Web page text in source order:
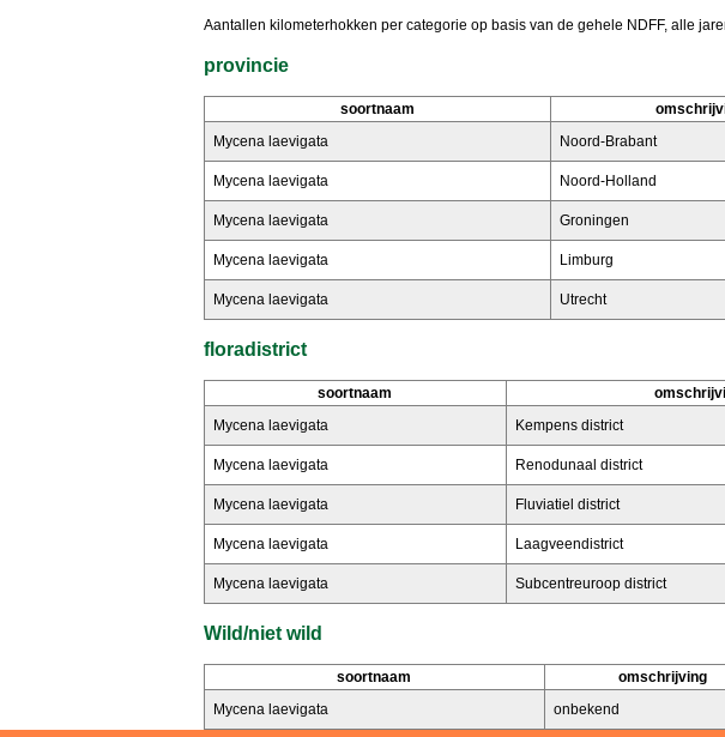
Aantallen kilometerhokken per categorie op basis van de gehele NDFF, alle
provincie
soortnaam
Mycena laevigata
Noord-Brabant
Mycena laevigata Noord-Holland
Mycena laevigata Groningen
Mycena laevigata Limburg
Mycena laevigata Utrecht
floradistrict
soortnaam
Mycena laevigata
Kempens district
Mycena laevigata Renodunaal district
Mycena laevigata Fluviatiel district
Mycena laevigata Laagveendistrict
Mycena laevigata Subcentreuroop district
Wild/niet wild
soortnaam omschrijving
Mycena laevigata
onbekend